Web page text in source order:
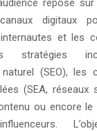
repose sur
digitaux
et les
stratégies
(SEO), les
(SEA, réseaux
ou encore le